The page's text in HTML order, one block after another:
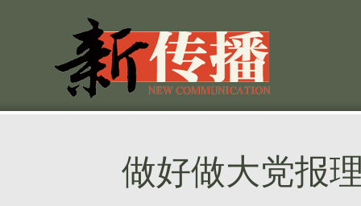
做好做大党报